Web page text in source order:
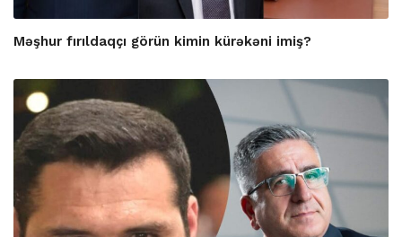
Məşhur fırıldaqçı görün kimin kürəkəni imiş?